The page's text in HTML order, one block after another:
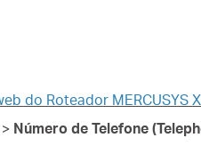
do Roteador MERCUSYS
> Número de Telefone